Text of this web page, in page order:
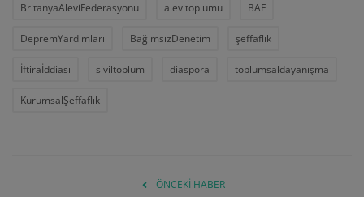
BritanyaAleviFederasyonu
alevitoplumu BAF
DepremYardımları BağımsızDenetim şeffaflık
İftiraİddiası siviltoplum diaspora toplumsaldayanışma
KurumsalŞeffaflık
ÖNCEKI HABER